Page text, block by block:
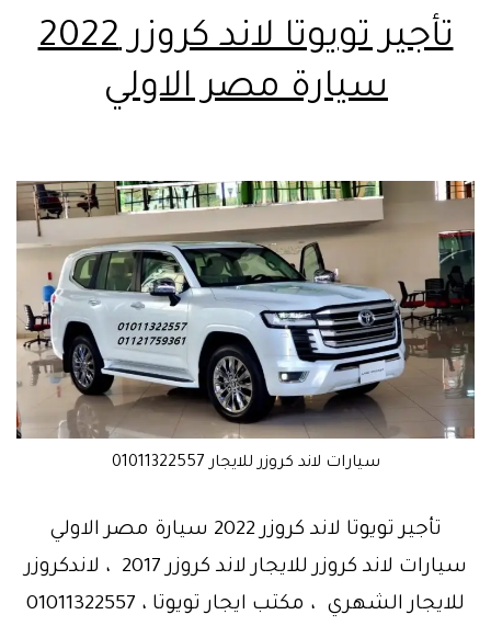
تأجير تويوتا لاند كروزر 2022
سيارة مصر الاولي
سيارات لاند كروزر للايجار 01011322557
تأجير تويوتا لاند كروزر 2022 سيارة مصر الاولي
سيارات لاند كروزر للايجار لاند كروزر 2017 ، لاندكروزر
للايجار الشهري ، مكتب ايجار تويوتا ، 01011322557